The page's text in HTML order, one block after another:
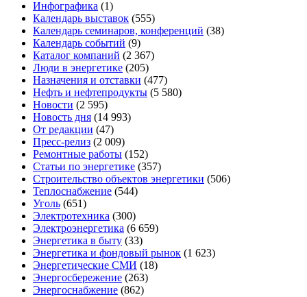
Инфографика (1)
Календарь выставок (555)
Календарь семинаров, конференций (38)
Календарь событий (9)
Каталог компаний (2 367)
Люди в энергетике (205)
Назначения и отставки (477)
Нефть и нефтепродукты (5 580)
Новости (2 595)
Новость дня (14 993)
От редакции (47)
Пресс-релиз (2 009)
Ремонтные работы (152)
Статьи по энергетике (357)
Строительство объектов энергетики (506)
Теплоснабжение (544)
Уголь (651)
Электротехника (300)
Электроэнергетика (6 659)
Энергетика в быту (33)
Энергетика и фондовый рынок (1 623)
Энергетические СМИ (18)
Энергосбережение (263)
Энергоснабжение (862)